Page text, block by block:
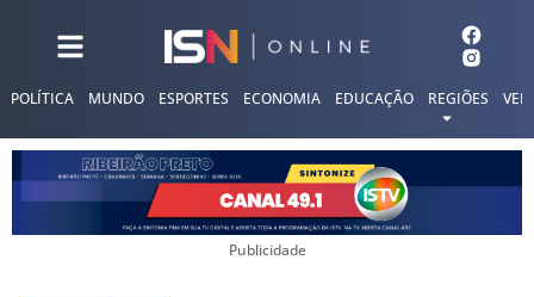
POLÍTICA MUNDO ESPORTES ECONOMIA EDUCAÇÃO REGIÕES
Publicidade